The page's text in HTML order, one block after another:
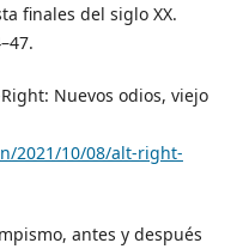
finales del siglo XX.
Nuevos odios, viejo
2021/10/08/alt-right-
antes y después